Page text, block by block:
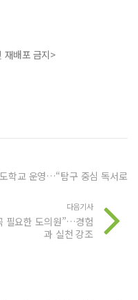
재배포 금지>
학교 운영…“탐구 중심 독서로
다음기사
필요한 도의원”…경험
과 실천 강조